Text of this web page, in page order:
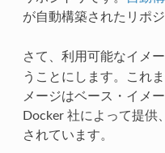
が自動構築されたリポジ
さて、利用可能なイメ
うことにします。これ
メージはベース・イメ
Docker 社によって提供
されています。